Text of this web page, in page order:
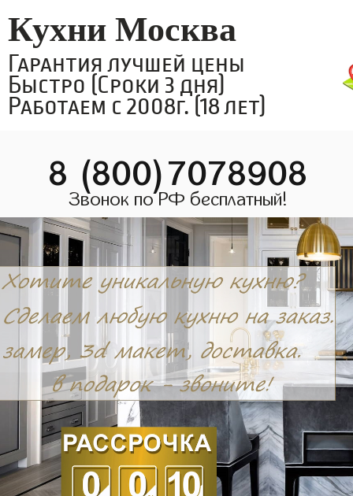
Кухни Москва
Гарантия лучшей цены
Быстро (Сроки 3 дня)
Работаем с 2008г. (18 лет)
8 (800)7078908
Звонок по РФ бесплатный!